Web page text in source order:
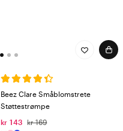
Beez Clare Småblomstrete
Støttestrømpe
kr 143
kr 169